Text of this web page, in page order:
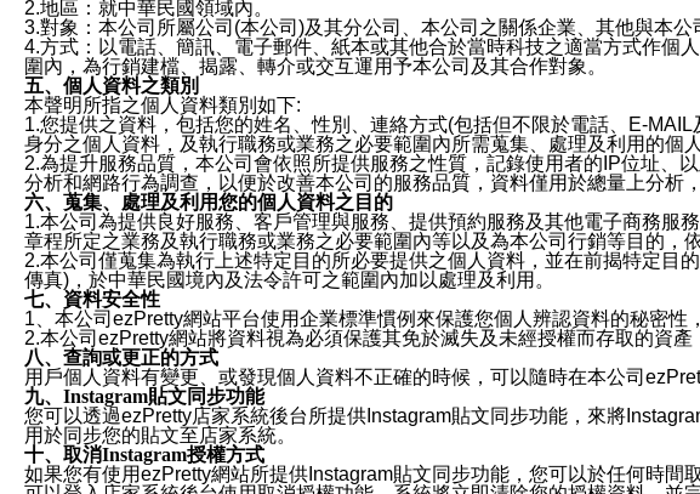
2.地區：就中華民國領域內。
3.對象：本公司所屬公司(本公司)及其分公司、本公司之關係企業、其他與本公
4.方式：以電話、簡訊、電子郵件、紙本或其他合於當時科技之適當方式作個
圍內，為行銷建檔、揭露、轉介或交互運用予本公司及其合作對象。
五、個人資料之類別
本聲明所指之個人資料類別如下:
1.您提供之資料，包括您的姓名、性別、連絡方式(包括但不限於電話、E-
身分之個人資料，及執行職務或業務之必要範圍內所需蒐集、處理及利用的個人
2.為提升服務品質，本公司會依照所提供服務之性質，記錄使用者的IP位址、
分析和網路行為調查，以便於改善本公司的服務品質，資料僅用於總量上分析
六、蒐集、處理及利用您的個人資料之目的
1.本公司為提供良好服務、客戶管理與服務、提供預約服務及其他電子商務
章程所定之業務及執行職務或業務之必要範圍內等以及為本公司行銷等目的，
2.本公司僅蒐集為執行上述特定目的所必要提供之個人資料，並在前揭特定目
傳真)，於中華民國境內及法令許可之範圍內加以處理及利用。
七、資料安全性
1、本公司ezPretty網站平台使用企業標準慣例來保護您個人辨認資料的秘密
2.本公司ezPretty網站將資料視為必須保護其免於滅失及未經授權而存取的資
八、查詢或更正的方式
用戶個人資料有變更、或發現個人資料不正確的時候，可以隨時在本公司
九、Instagram貼文同步功能
您可以透過ezPretty店家系統後台所提供Instagram貼文同步功能，來將
用於同步您的貼文至店家系統。
十、取消Instagram授權方式
如果您有使用ezPretty網站所提供Instagram貼文同步功能，您可以於任何時